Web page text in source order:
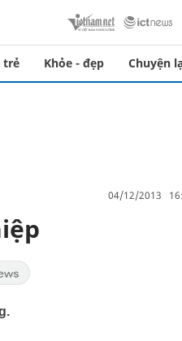
trẻ Khỏe - đẹp Chuyện
04/12/2013